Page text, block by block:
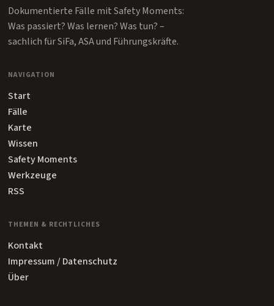
Dokumentierte Fälle mit Safety Moments:
Was passiert? Was lernen? Was tun? –
sachlich für SiFa, ASA und Führungskräfte.
NAVIGATION
Start
Fälle
Karte
Wissen
Safety Moments
Werkzeuge
RSS
THEMEN & RECHTLICHES
Kontakt
Impressum / Datenschutz
Über